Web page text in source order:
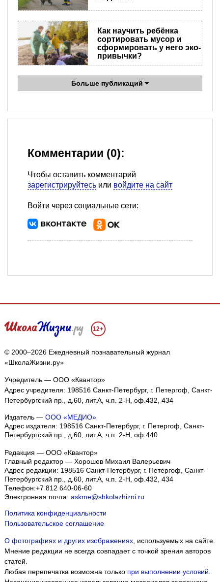
Как научить ребёнка
сортировать мусор и
сформировать у него эко-
привы​чки?
Больше публикаций
Комментарии (0):
Чтобы оставить комментарий
зарегистрируйтесь или войдите на сайт
Войти через социальные сети:
12+
© 2000–2026 Ежедневный познавательный журнал
«ШколаЖизни.ру»
Учредитель — ООО «Квантор»
Адрес учредителя: 198516 Санкт-Петербург, г. Петергоф, Санкт-
Петербургский пр., д.60, лит.А, ч.п. 2-Н, оф.432, 434
Издатель — ООО «МЕДИО»
Адрес издателя: 198516 Санкт-Петербург, г. Петергоф, Санкт-
Петербургский пр., д.60, лит.А, ч.п. 2-Н, оф.440
Редакция — ООО «Квантор»
Главный редактор — Хорошев Михаил Валерьевич
Адрес редакции: 198516 Санкт-Петербург, г. Петергоф Санкт-
Петербургский пр., д.60, лит.А, ч.п. 2-Н, оф.432, 434
Телефон:+7 812 640-06-60
Электронная почта: askme@shkolazhizni.ru
Политика конфиденциальности
Пользовательское соглашение
О фотографиях и других изображениях, используемых на сайте.
Мнение редакции не всегда совпадает с точкой зрения авторов
статей.
Любая перепечатка возможна только при выполнении условий